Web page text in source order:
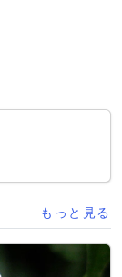
もっと見る